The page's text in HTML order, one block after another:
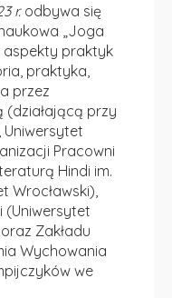
r.odbywa się
„ Joga
aspekty praktyk
praktyka,
przez
(działającą przy
Uniwersytet
Pracowni
Hindi im.
Wrocławski),
(Uniwersytet
Zakładu
Wychowania
we